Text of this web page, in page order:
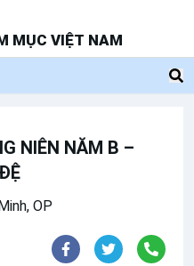
MỤC VIỆT NAM
NIÊN NĂM B –
OP